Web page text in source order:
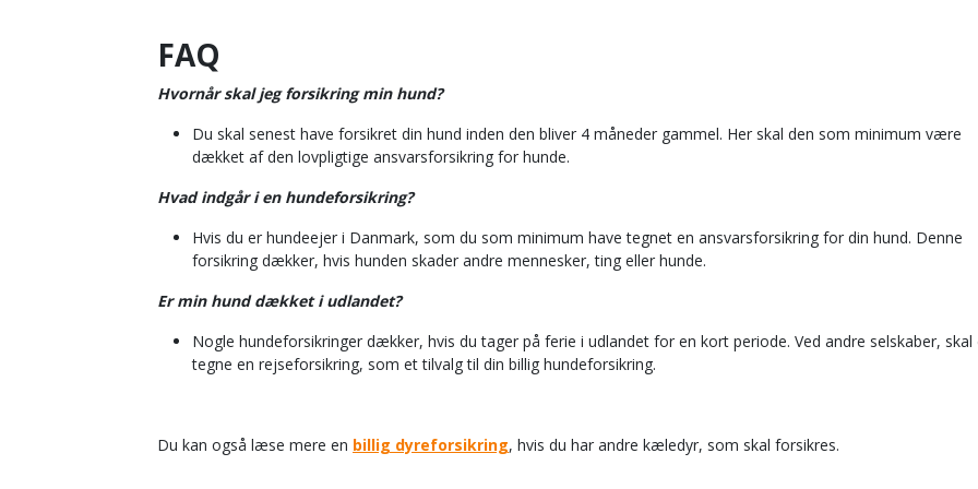
FAQ
Hvornår skal jeg forsikring min hund?
Du skal senest have forsikret din hund inden den bliver 4 måneder gammel. Her skal den som minimum være
dækket af den lovpligtige ansvarsforsikring for hunde.
Hvad indgår i en hundeforsikring?
Hvis du er hundeejer i Danmark, som du som minimum have tegnet en ansvarsforsikring for din hund. Denne
forsikring dækker, hvis hunden skader andre mennesker, ting eller hunde.
Er min hund dækket i udlandet?
Nogle hundeforsikringer dækker, hvis du tager på ferie i udlandet for en kort periode. Ved andre selskaber, skal
tegne en rejseforsikring, som et tilvalg til din billig hundeforsikring.
Du kan også læse mere en billig dyreforsikring, hvis du har andre kæledyr, som skal forsikres.